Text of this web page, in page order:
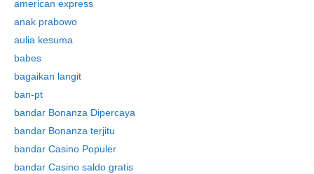
american express
anak prabowo
aulia kesuma
babes
bagaikan langit
ban-pt
bandar Bonanza Dipercaya
bandar Bonanza terjitu
bandar Casino Populer
bandar Casino saldo gratis